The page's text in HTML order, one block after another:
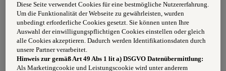
Abrechnung von Serviceaufträgen
Rechnungsvorbereitung
Abwicklung von Serviceersatzfahrzeugen
Diese Seite verwendet Cookies für eine bestmögliche Nutzererfahrung.
Um die Funktionalität der Webseite zu gewährleisten, wurden
unbedingt erforderliche Cookies gesetzt. Sie können unten Ihre
Auswahl der einwilligungspflichtigen Cookies einstellen oder gleich
alle Cookies akzeptieren. Dadurch werden Identifikationsdaten durch
unsere Partner verarbeitet.
Hinweis zur gemäß Art 49 Abs 1 lit a) DSGVO Datenübermittlung:
Als Marketingcookie und Leistungscookie wird unter anderem